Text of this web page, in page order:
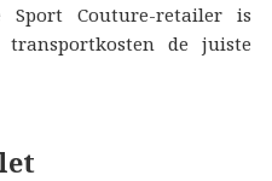
Sport Couture-retailer is
de juiste